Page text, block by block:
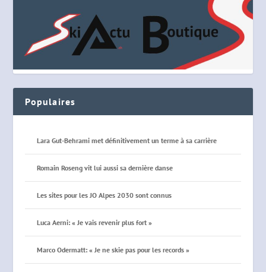
Populaires
Lara Gut-Behrami met définitivement un terme à sa carrière
Romain Roseng vit lui aussi sa dernière danse
Les sites pour les JO Alpes 2030 sont connus
Luca Aerni: « Je vais revenir plus fort »
Marco Odermatt: « Je ne skie pas pour les records »